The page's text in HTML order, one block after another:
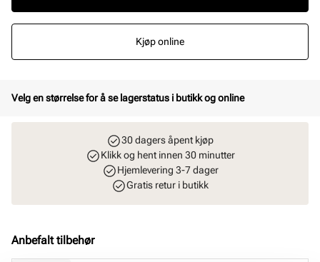
Kjøp online
Velg en størrelse for å se lagerstatus i butikk og online
30 dagers åpent kjøp
Klikk og hent innen 30 minutter
Hjemlevering 3-7 dager
Gratis retur i butikk
Anbefalt tilbehør